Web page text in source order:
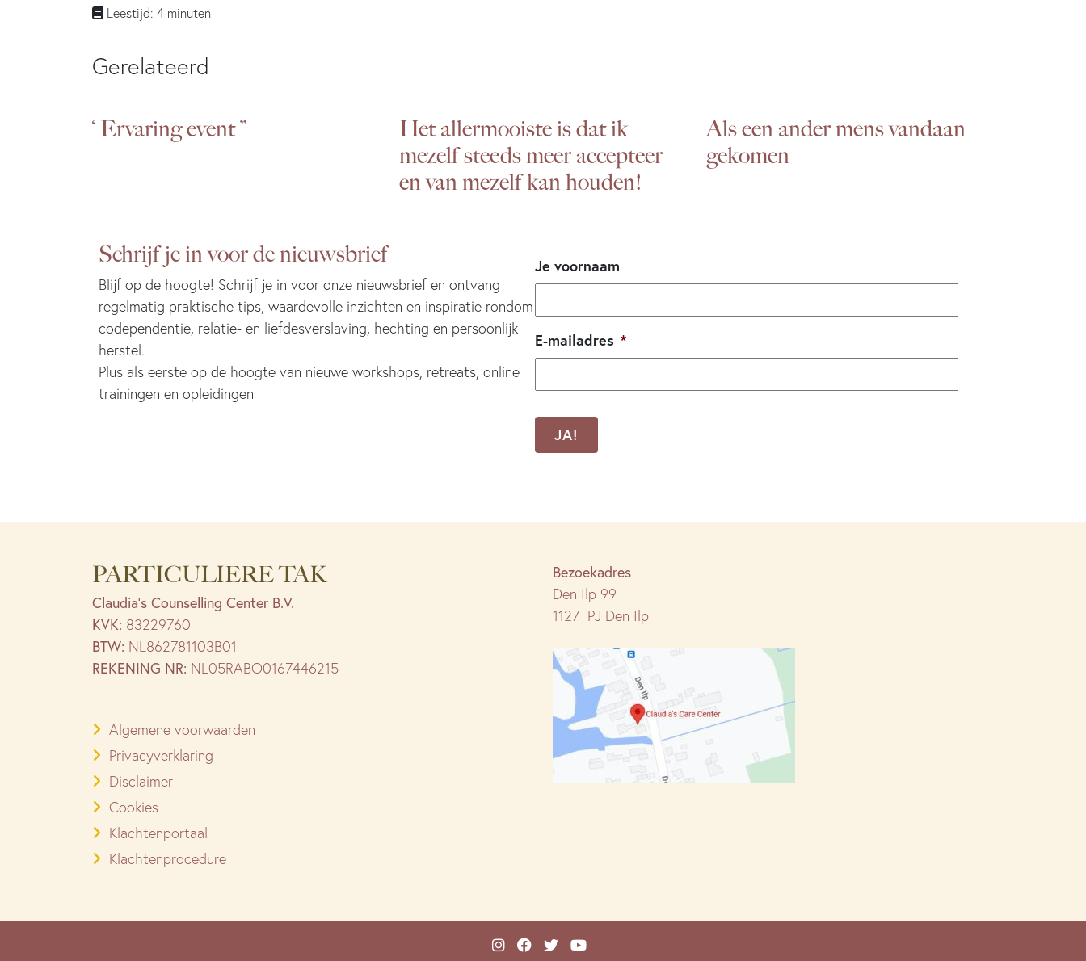
Leestijd: 4 minuten
Gerelateerd
‘ Ervaring event ”
Het allermooiste is dat ik
mezelf steeds meer accepteer
en van mezelf kan houden!
Als een ander mens vandaan
gekomen
Schrijf je in voor de nieuwsbrief
Blijf op de hoogte! Schrijf je in voor onze nieuwsbrief en ontvang
regelmatig praktische tips, waardevolle inzichten en inspiratie rondom
codependentie, relatie- en liefdesverslaving, hechting en persoonlijk
herstel.
Plus als eerste op de hoogte van nieuwe workshops, retreats, online
trainingen en opleidingen
Je voornaam
E-mailadres *
CAPTCHA
PARTICULIERE TAK
Claudia’s Counselling Center B.V.
KVK: 83229760
BTW: NL862781103B01
REKENING NR: NL05RABO0167446215
Algemene voorwaarden
Privacyverklaring
Disclaimer
Cookies
Klachtenportaal
Klachtenprocedure
Bezoekadres
Den Ilp 99
1127 PJ Den Ilp